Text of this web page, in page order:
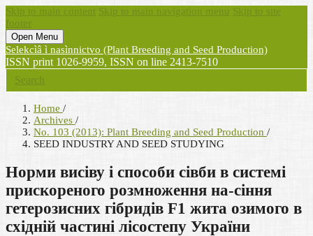
Skip to main content Skip to main navigation menu Skip to site
footer
Open Menu
Selekcìâ ì nasìnnictvo (Plant Breeding and Seed Production)
ISSN print 1026-9959, ISSN on line 2413-7510
Search
Home /
Archives /
No. 103 (2013): Plant Breeding and Seed Production /
SEED INDUSTRY AND SEED STUDYING
Норми висіву і способи сівби в системі
прискореного розмноження на-сіння
гетерозисних гібридів F1 жита озимого в
східній частині лiсостепу України